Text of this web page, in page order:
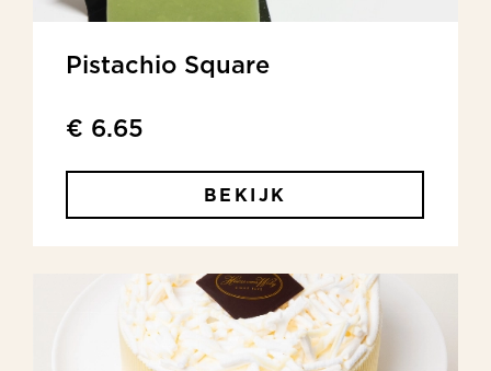
Pistachio Square
€ 6.65
BEKIJK